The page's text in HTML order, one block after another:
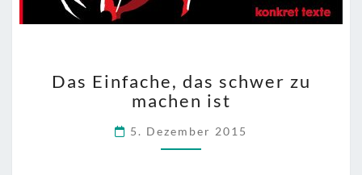
EINFACHE,
DAS
ZU
MACHEN
Das Einfache, das schwer zu
machen ist
5. Dezember 2015